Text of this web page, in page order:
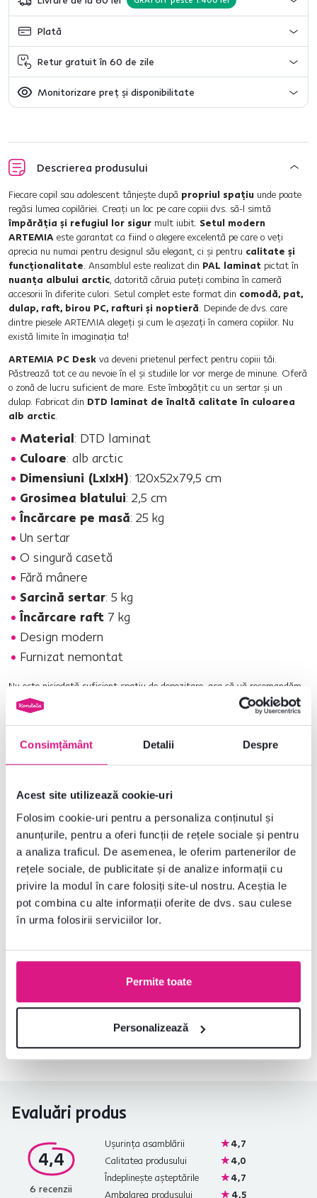
Consimțământ Detalii Despre
Acest site utilizează cookie-uri
Folosim cookie-uri pentru a personaliza conținutul și
anunțurile, pentru a oferi funcții de rețele sociale și pentru
a analiza traficul. De asemenea, le oferim partenerilor de
rețele sociale, de publicitate și de analize informații cu
privire la modul în care folosiți site-ul nostru. Aceștia le
pot combina cu alte informații oferite de dvs. sau culese
în urma folosirii serviciilor lor.
Permite toate
Personalizează
Plată
Retur gratuit în 60 de zile
Monitorizare preț și disponibilitate
Descrierea produsului
Fiecare copil sau adolescent tânjeşte după propriul spaţiu unde poate
regăsi lumea copilăriei. Creaţi un loc pe care copiii dvs. să-l simtă
împărăţia şi refugiul lor sigur mult iubit. Setul modern
ARTEMIA este garantat ca fiind o alegere excelentă pe care o veţi
aprecia nu numai pentru designul său elegant, ci şi pentru calitate şi
funcţionalitate. Ansamblul este realizat din PAL laminat pictat în
nuanţa albului arctic, datorită căruia puteţi combina în cameră
accesorii în diferite culori. Setul complet este format din comodă, pat,
dulap, raft, birou PC, rafturi şi noptieră. Depinde de dvs. care
dintre piesele ARTEMIA alegeţi şi cum le aşezaţi în camera copiilor. Nu
există limite în imaginaţia ta!
ARTEMIA PC Desk va deveni prietenul perfect pentru copiii tăi.
Păstrează tot ce au nevoie în el şi studiile lor vor merge de minune. Oferă
o zonă de lucru suficient de mare. Este îmbogăţit cu un sertar şi un
dulap. Fabricat din DTD laminat de înaltă calitate în culoarea
alb arctic.
Material: DTD laminat
Culoare: alb arctic
Dimensiuni (LxIxH): 120x52x79,5 cm
Grosimea blatului: 2,5 cm
Încărcare pe masă: 25 kg
Un sertar
O singură casetă
Fără mânere
Sarcină sertar: 5 kg
Încărcare raft 7 kg
Design modern
Furnizat nemontat
Nu este niciodată suficient spaţiu de depozitare, aşa că vă recomandăm
să achiziţionaţi un raft
pentru masa PC în
culoare alb.
Nr. produs : 0000302401
Parametri de bază
Dimensiuni și specificații
Informații despre ambalare
Instrucțiuni de asamblare
Nu ați găsit informațiile dorite?
0040 359 228 037 Deschideți chat-ul
Evaluări produs
4,4
6 recenzii
Ușurința asamblării
4,7
Calitatea produsului
4,0
Îndeplinește așteptările
4,7
Ambalarea produsului
4,5